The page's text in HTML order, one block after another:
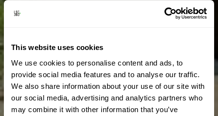
This website uses cookies
We use cookies to personalise content and ads, to
provide social media features and to analyse our traffic.
We also share information about your use of our site with
our social media, advertising and analytics partners who
may combine it with other information that you’ve